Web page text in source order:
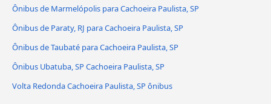
Ônibus de Marmelópolis para Cachoeira Paulista, SP
Ônibus de Paraty, RJ para Cachoeira Paulista, SP
Ônibus de Taubaté para Cachoeira Paulista, SP
Ônibus Ubatuba, SP Cachoeira Paulista, SP
Volta Redonda Cachoeira Paulista, SP ônibus